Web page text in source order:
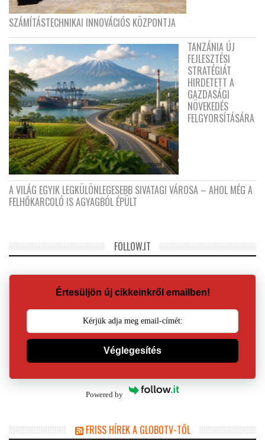
SZÁMÍTÁSTECHNIKAI INNOVÁCIÓS KÖZPONTJA
TANZÁNIA ÚJ
FEJLESZTÉSI
STRATÉGIÁT
HIRDETETT A
GAZDASÁGI
NÖVEKEDÉS
FELGYORSÍTÁSÁRA
A VILÁG EGYIK LEGKÜLÖNLEGESEBB SIVATAGI VÁROSA – AHOL MÉG A
FELHŐKARCOLÓ IS AGYAGBÓL ÉPÜLT
FOLLOW.IT
Értesüljön új cikkeinkről emailben!
Véglegesítés
Powered by
FRISS HÍREK A GLOBOTV-TŐL